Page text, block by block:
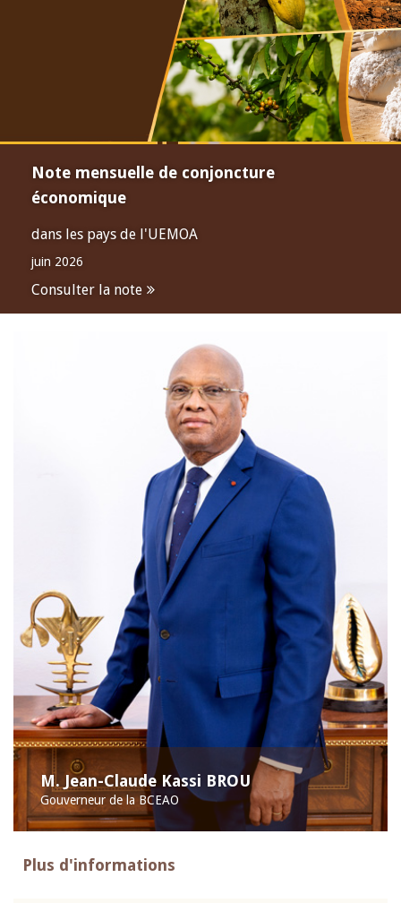
Note mensuelle de conjoncture
économique
dans les pays de l'UEMOA
juin 2026
Consulter la note
M. Jean-Claude Kassi BROU
Gouverneur de la BCEAO
Plus d'informations